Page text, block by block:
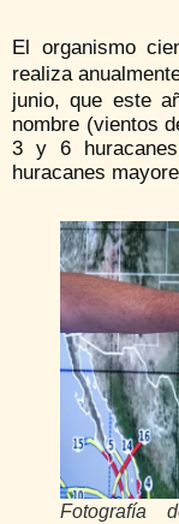
El organismo
realiza
junio, que este
nombre (vientos
3 y 6
huracanes
Fotografía